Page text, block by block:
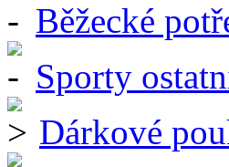
Běžecké
Sporty
Dárkové